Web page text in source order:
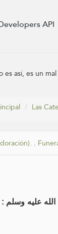
API
así, es un
Las
.
عليه وسلم :